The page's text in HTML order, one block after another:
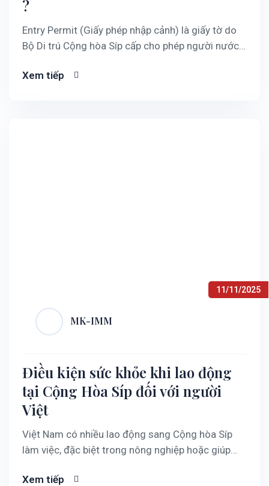
?
Entry Permit (Giấy phép nhập cảnh) là giấy tờ do
Bộ Di trú Cộng hòa Síp cấp cho phép người nước
phép dành cho người nước ngoài không thuộc EU
Xem tiếp
11/11/2025
MK-IMM
Điều kiện sức khỏe khi lao động
tại Cộng Hòa Síp đối với người
Việt
Việt Nam có nhiều lao động sang Cộng hòa Síp
làm việc, đặc biệt trong nông nghiệp hoặc giúp
phải đáp ứng các yêu cầu sức khỏe bắt buộc. Cụ
Xem tiếp